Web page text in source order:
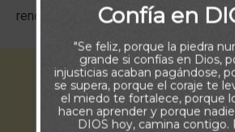
renovados.
Confía en
"Se feliz, porque la piedra
grande si confías en Dios,
injusticias acaban pagándose,
se supera, porque el coraje te
el miedo te fortalece, porque
hacen aprender y porque
DIOS hoy, camina contigo.